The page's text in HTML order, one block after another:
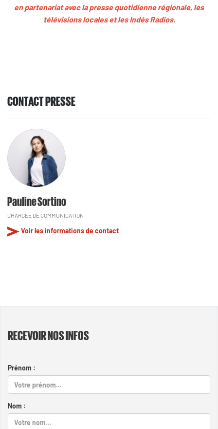
en partenariat avec la presse quotidienne régionale, les
télévisions locales et les Indés Radios.
CONTACT PRESSE
Pauline Sortino
CHARGÉE DE COMMUNICATION
Voir les informations de contact
RECEVOIR NOS INFOS
Prénom :
Nom :